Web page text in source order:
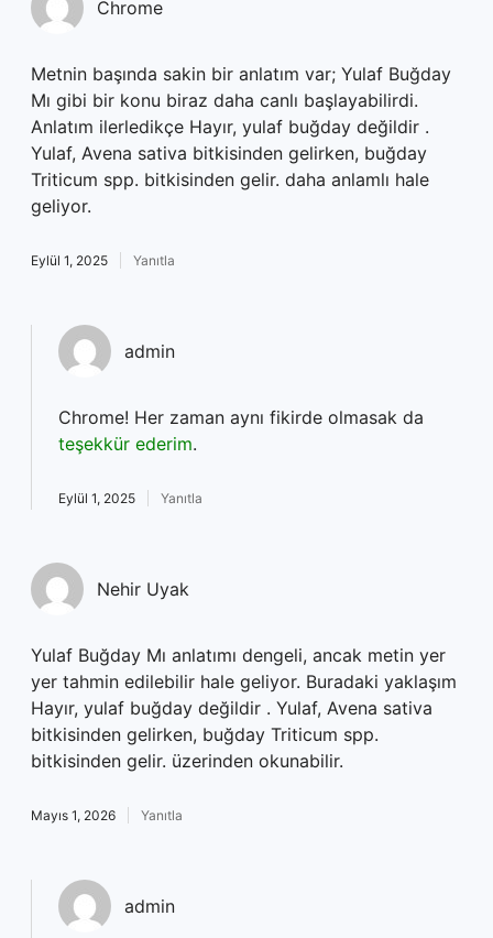
Chrome
Metnin başında sakin bir anlatım var; Yulaf Buğday
Mı gibi bir konu biraz daha canlı başlayabilirdi.
Anlatım ilerledikçe Hayır, yulaf buğday değildir .
Yulaf, Avena sativa bitkisinden gelirken, buğday
Triticum spp. bitkisinden gelir. daha anlamlı hale
geliyor.
Eylül 1, 2025 Yanıtla
admin
Chrome! Her zaman aynı fikirde olmasak da
teşekkür ederim.
Eylül 1, 2025 Yanıtla
Nehir Uyak
Yulaf Buğday Mı anlatımı dengeli, ancak metin yer
yer tahmin edilebilir hale geliyor. Buradaki yaklaşım
Hayır, yulaf buğday değildir . Yulaf, Avena sativa
bitkisinden gelirken, buğday Triticum spp.
bitkisinden gelir. üzerinden okunabilir.
Mayıs 1, 2026 Yanıtla
admin